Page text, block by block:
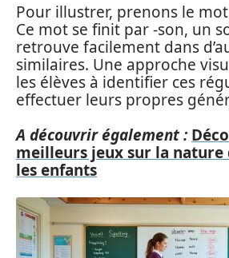
Pour illustrer, prenons le
Ce mot se finit par -son, un
retrouve facilement dans
similaires. Une approche
les élèves à identifier ces
effectuer leurs propres
A découvrir également :
meilleurs jeux sur la nature
les enfants